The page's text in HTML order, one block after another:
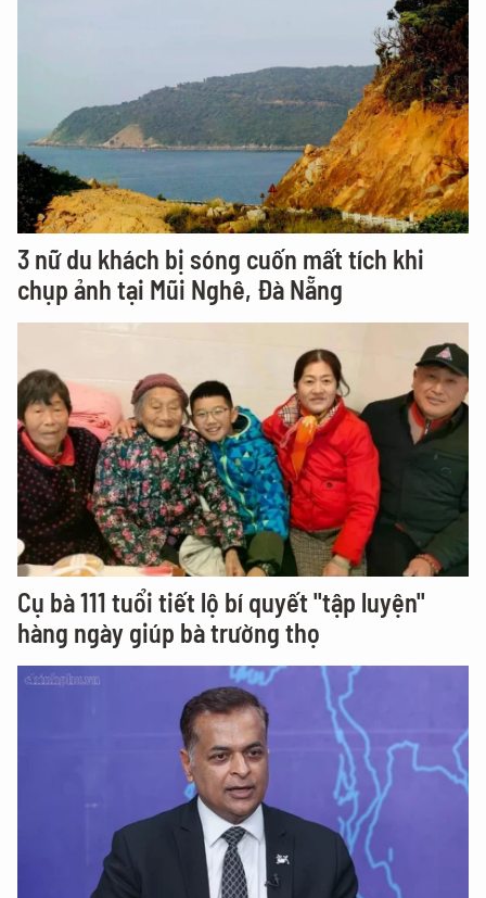
3 nữ du khách bị sóng cuốn mất tích khi
chụp ảnh tại Mũi Nghê, Đà Nẵng
Cụ bà 111 tuổi tiết lộ bí quyết "tập luyện"
hàng ngày giúp bà trường thọ